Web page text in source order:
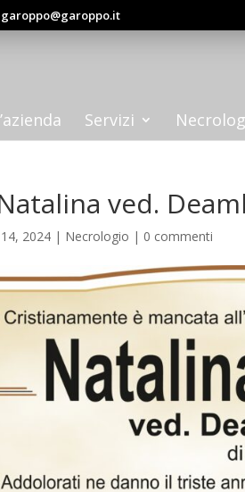
garoppo@garoppo.it
Servizi
ved.
2024 | Necrologio | 0 commenti